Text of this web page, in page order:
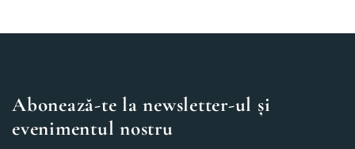
Abonează-te la newsletter-ul și
evenimentul nostru